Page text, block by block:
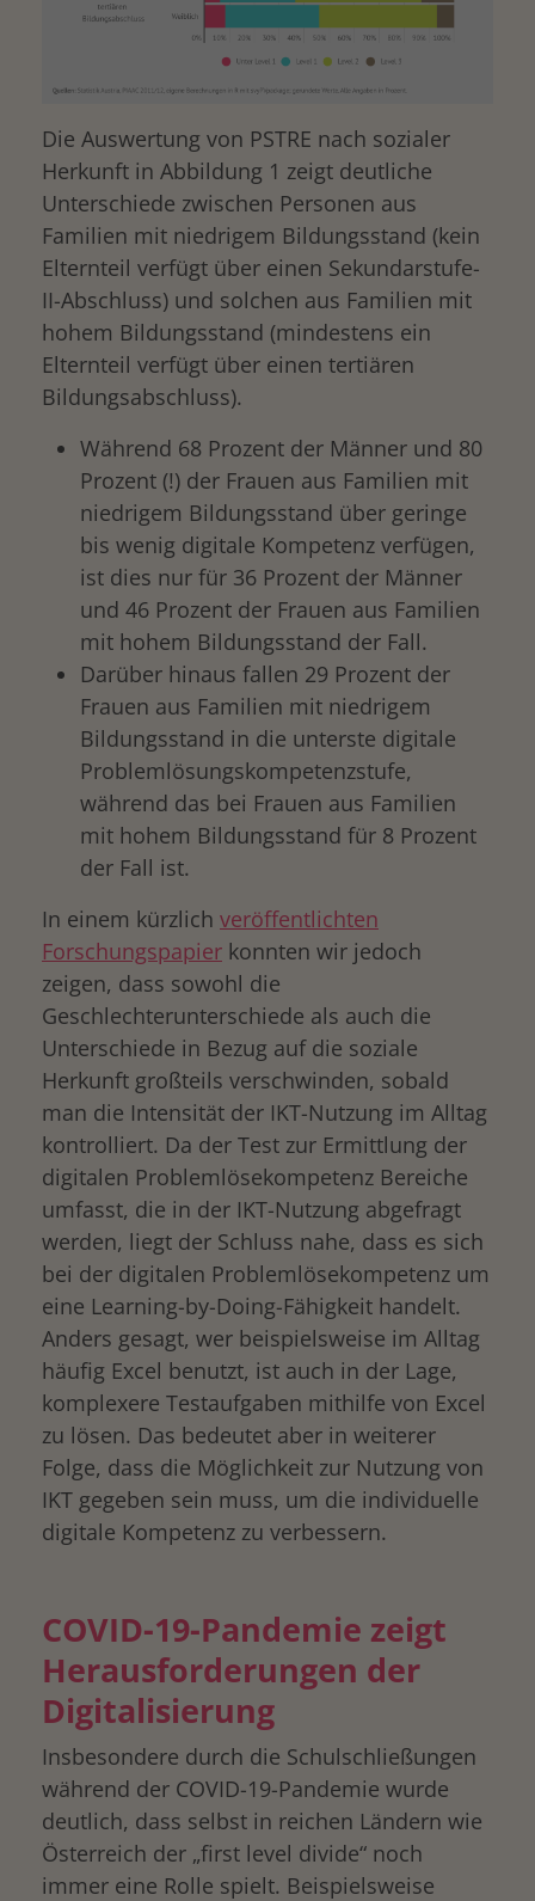
Die Auswertung von PSTRE nach sozialer
Herkunft in Abbildung 1 zeigt deutliche
Unterschiede zwischen Personen aus
Familien mit niedrigem Bildungsstand (kein
Elternteil verfügt über einen Sekundarstufe-
II-Abschluss) und solchen aus Familien mit
hohem Bildungsstand (mindestens ein
Elternteil verfügt über einen tertiären
Bildungsabschluss).
Während 68 Prozent der Männer und 80
Prozent (!) der Frauen aus Familien mit
niedrigem Bildungsstand über geringe
bis wenig digitale Kompetenz verfügen,
ist dies nur für 36 Prozent der Männer
und 46 Prozent der Frauen aus Familien
mit hohem Bildungsstand der Fall.
Darüber hinaus fallen 29 Prozent der
Frauen aus Familien mit niedrigem
Bildungsstand in die unterste digitale
Problemlösungskompetenzstufe,
während das bei Frauen aus Familien
mit hohem Bildungsstand für 8 Prozent
der Fall ist.
In einem kürzlich veröffentlichten
Forschungspapier konnten wir jedoch
zeigen, dass sowohl die
Geschlechterunterschiede als auch die
Unterschiede in Bezug auf die soziale
Herkunft großteils verschwinden, sobald
man die Intensität der IKT-Nutzung im Alltag
kontrolliert. Da der Test zur Ermittlung der
digitalen Problemlösekompetenz Bereiche
umfasst, die in der IKT-Nutzung abgefragt
werden, liegt der Schluss nahe, dass es sich
bei der digitalen Problemlösekompetenz um
eine Learning-by-Doing-Fähigkeit handelt.
Anders gesagt, wer beispielsweise im Alltag
häufig Excel benutzt, ist auch in der Lage,
komplexere Testaufgaben mithilfe von Excel
zu lösen. Das bedeutet aber in weiterer
Folge, dass die Möglichkeit zur Nutzung von
IKT gegeben sein muss, um die individuelle
digitale Kompetenz zu verbessern.
COVID-19-Pandemie zeigt
Herausforderungen der
Digitalisierung
Insbesondere durch die Schulschließungen
während der COVID-19-Pandemie wurde
deutlich, dass selbst in reichen Ländern wie
Österreich der „first level divide“ noch
immer eine Rolle spielt. Beispielsweise